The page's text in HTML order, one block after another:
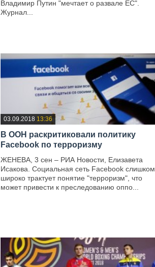
Владимир Путин "мечтает о развале ЕС".
Журнал...
03.09.2018 13:36
В ООН раскритиковали политику
Facebook по терроризму
ЖЕНЕВА, 3 сен – РИА Новости, Елизавета
Исакова. Социальная сеть Facebook слишком
широко трактует понятие "терроризм", что
может привести к преследованию оппо...